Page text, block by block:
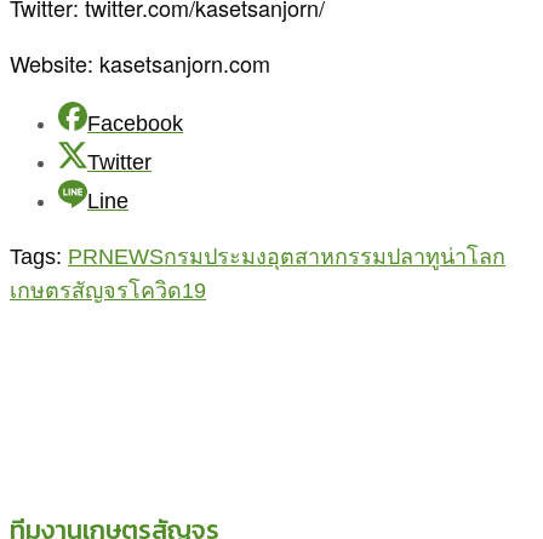
Twitter: twitter.com/kasetsanjorn/
Website: kasetsanjorn.com
Facebook
Twitter
Line
Tags: PRNEWSกรมประมงอุตสาหกรรมปลาทูน่าโลก
เกษตรสัญจรโควิด19
ทีมงานเกษตรสัญจร